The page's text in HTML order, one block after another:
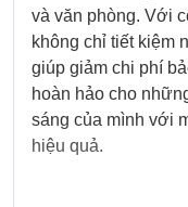
và văn phòng. Với
không chỉ tiết kiệm
giúp giảm chi phí
hoàn hảo cho
sáng của mình với
hiệu quả.